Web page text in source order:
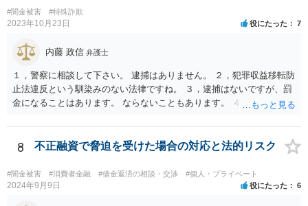
んので。 いずれにしても、何かあったら速やか相談可能なお住まい
の地域の弁護士に直接相談してみて下さい（弁護士会や法テラス等で
#闇金被害 #特殊詐欺
2023年10月23日 役にたった 7
内藤 政信 弁護士
１，警察に相談して下さい。 逮捕はありません。 ２，犯罪収益移転防
止法違反という馴染みのない法律ですね。 ３，逮捕はないですが、罰
金になることはあります。 ならないこともあります。 ４，警察に自主
8 不正融資で脅迫を受けた場合の対応と法的リスク
#闇金被害 #消費者金融 #借金返済の相談・交渉 #個人・プライベート
2024年9月9日 役にたった 6